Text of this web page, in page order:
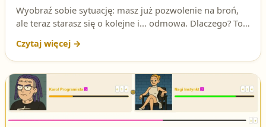
Wyobraź sobie sytuację: masz już pozwolenie na broń,
ale teraz starasz się o kolejne i... odmowa. Dlaczego? To
mogą zablokować Twoją aplikację. Sprawdź, czy nie
popełniasz tych błędów!